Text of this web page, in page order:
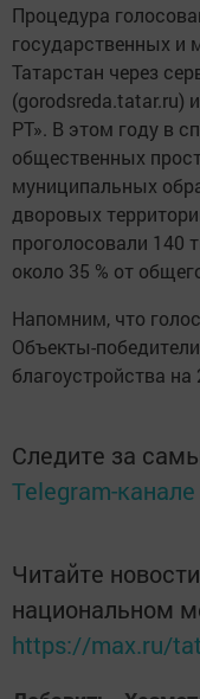
Процедура
государственных и
Татарстан через
(gorodsreda.tatar.ru)
РТ». В этом году в
общественных
муниципальных
дворовых
проголосовали 140
около 35 % от
Напомним, что
Объекты-
благоустройства на
Следите за
Telegram-канале
Читайте
национальном
https://max.ru/